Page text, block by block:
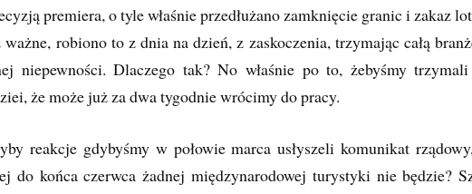
premiera, o tyle właśnie przedłużano zamknięcie granic i zakaz
robiono to z dnia na dzień, z zaskoczenia, trzymając całą
niepewności. Dlaczego tak? No właśnie po to, żebyśmy
że może już za dwa tygodnie wrócimy do pracy.
reakcje gdybyśmy w połowie marca usłyszeli komunikat
do końca czerwca żadnej międzynarodowej turystyki nie będzie?